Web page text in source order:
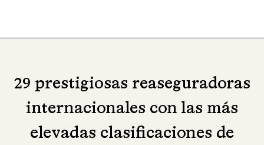
29 prestigiosas reaseguradoras
internacionales con las más
elevadas clasificaciones de